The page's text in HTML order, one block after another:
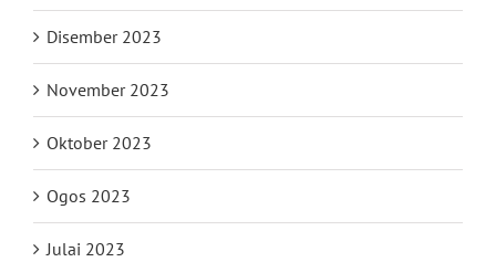
Disember 2023
November 2023
Oktober 2023
Ogos 2023
Julai 2023